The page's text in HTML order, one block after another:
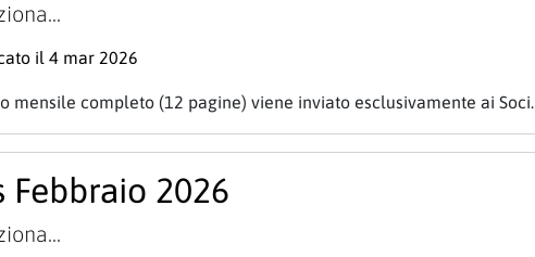
il 4 mar 2026
mensile completo (12 pagine) viene inviato esclusivamente ai Soci.
Febbraio 2026